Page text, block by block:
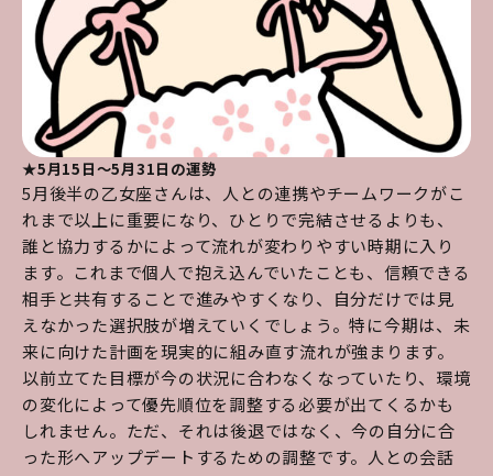
★5月15日～5月31日の運勢
5月後半の乙女座さんは、人との連携やチームワークがこ
れまで以上に重要になり、ひとりで完結させるよりも、
誰と協力するかによって流れが変わりやすい時期に入り
ます。これまで個人で抱え込んでいたことも、信頼できる
相手と共有することで進みやすくなり、自分だけでは見
えなかった選択肢が増えていくでしょう。特に今期は、未
来に向けた計画を現実的に組み直す流れが強まります。
以前立てた目標が今の状況に合わなくなっていたり、環境
の変化によって優先順位を調整する必要が出てくるかも
しれません。ただ、それは後退ではなく、今の自分に合
った形へアップデートするための調整です。人との会話